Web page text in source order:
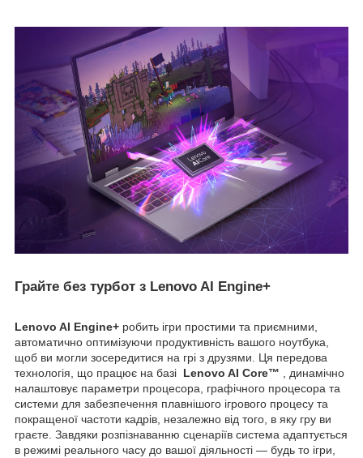
Грайте без турбот з Lenovo AI Engine+
Lenovo AI Engine+ робить ігри простими та приємними,
автоматично оптимізуючи продуктивність вашого ноутбука,
щоб ви могли зосередитися на грі з друзями. Ця передова
технологія, що працює на базі Lenovo AI Core™ , динамічно
налаштовує параметри процесора, графічного процесора та
системи для забезпечення плавнішого ігрового процесу та
покращеної частоти кадрів, незалежно від того, в яку гру ви
граєте. Завдяки розпізнаванню сценаріїв система адаптується
в режимі реального часу до вашої діяльності — будь то ігри,